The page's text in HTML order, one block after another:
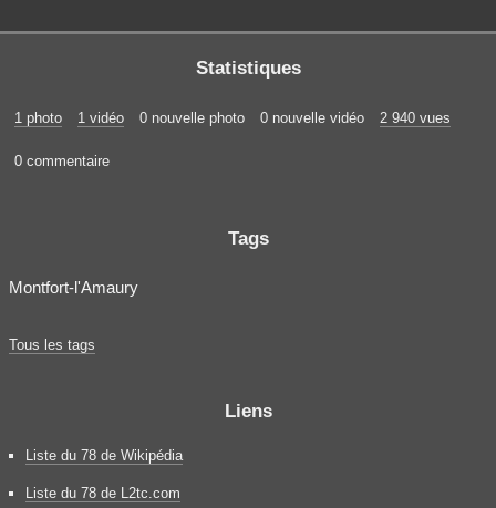
Statistiques
1 photo 1 vidéo 0 nouvelle photo 0 nouvelle vidéo 2 940 vues
0 commentaire
Tags
Montfort-l'Amaury
Tous les tags
Liens
Liste du 78 de Wikipédia
Liste du 78 de L2tc.com